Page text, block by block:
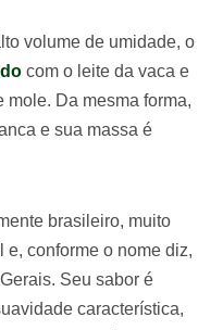
volume de umidade, o
com o leite da vaca e
Da mesma forma,
e sua massa é
brasileiro, muito
conforme o nome diz,
Seu sabor é
característica,